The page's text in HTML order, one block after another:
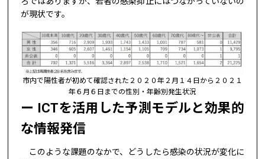
が現状です。
市内で陽性者が初めて確認された２０２０年２月１４日から２０２１
年６月６日までの性別・年齢別発生状況
ICTを活用した予測モデルと効果的
な情報発信
このような課題のなかで、どうしたら感染の状況が変化に